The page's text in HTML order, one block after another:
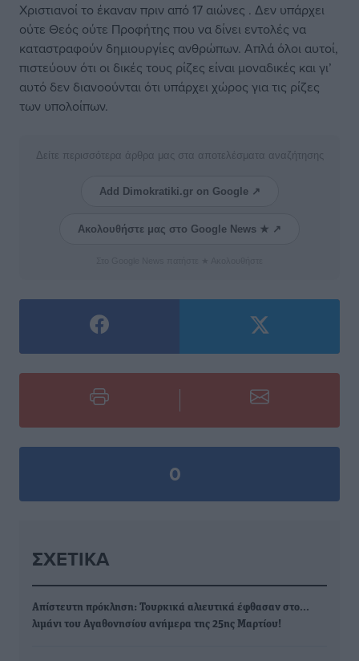
Χριστιανοί το έκαναν πριν από 17 αιώνες . Δεν υπάρχει
ούτε Θεός ούτε Προφήτης που να δίνει εντολές να
καταστραφούν δημιουργίες ανθρώπων. Απλά όλοι αυτοί,
πιστεύουν ότι οι δικές τους ρίζες είναι μοναδικές και γι’
αυτό δεν διανοούνται ότι υπάρχει χώρος για τις ρίζες
των υπολοίπων.
Δείτε περισσότερα άρθρα μας στα αποτελέσματα αναζήτησης
Add Dimokratiki.gr on Google ↗
Ακολουθήστε μας στο Google News ★ ↗
0
ΣΧΕΤΙΚΆ
Απίστευτη πρόκληση: Τουρκικά αλιευτικά έφθασαν στο…
λιμάνι του Αγαθονησίου ανήμερα της 25ης Μαρτίου!